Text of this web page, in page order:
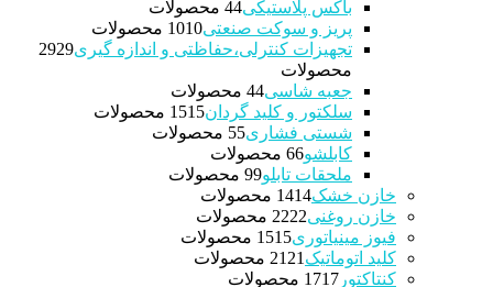
باکس پلاستیکی 44 محصولات
پریز و سوکت صنعتی
1010 محصولات
تجهیزات کنترلی،حفاظتی و اندازه گیری
2929
محصولات
جعبه شاسی 44 محصولات
سلکتور و کلید گردان
1515 محصولات
شستی فشاری 55 محصولات
کابلشو 66 محصولات
ملحقات تابلو 99 محصولات
خازن خشک
1414 محصولات
خازن روغنی
2222 محصولات
فیوز مینیاتوری
1515 محصولات
کلید اتوماتیک
21 21 محصولات
کنتاکتور
1717 محصولات